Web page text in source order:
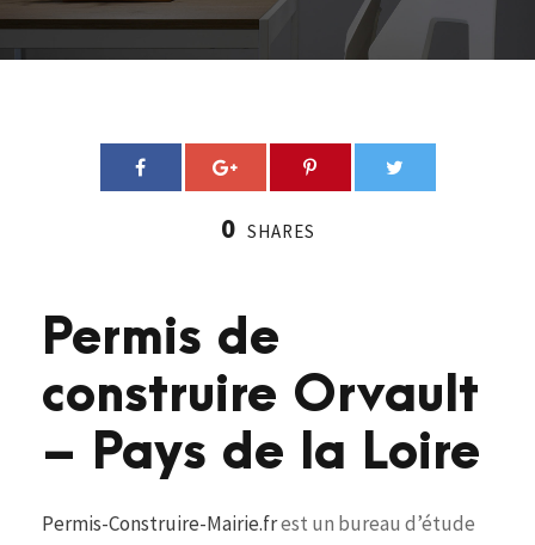
0 SHARES
Permis de
construire Orvault
– Pays de la Loire
Permis-Construire-Mairie.frest un bureau d’étude